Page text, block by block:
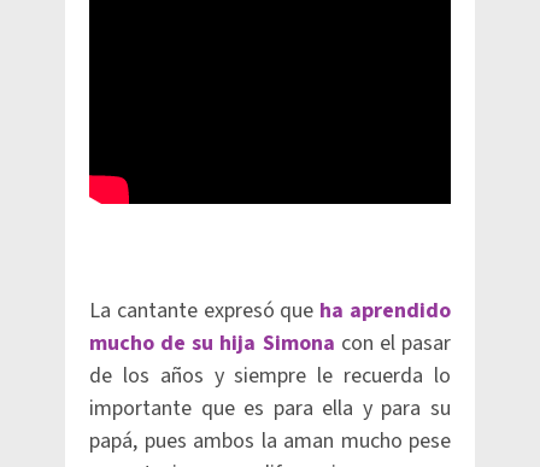
La cantante expresó que ha aprendido
mucho de su hija Simona con el pasar
de los años y siempre le recuerda lo
importante que es para ella y para su
papá, pues ambos la aman mucho pese